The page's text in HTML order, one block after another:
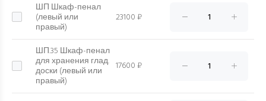
ШП Шкаф-пенал
(левый или
правый)
23100 ₽
ШП.35 Шкаф-пенал
для хранения глад.
доски (левый или
правый)
17600 ₽